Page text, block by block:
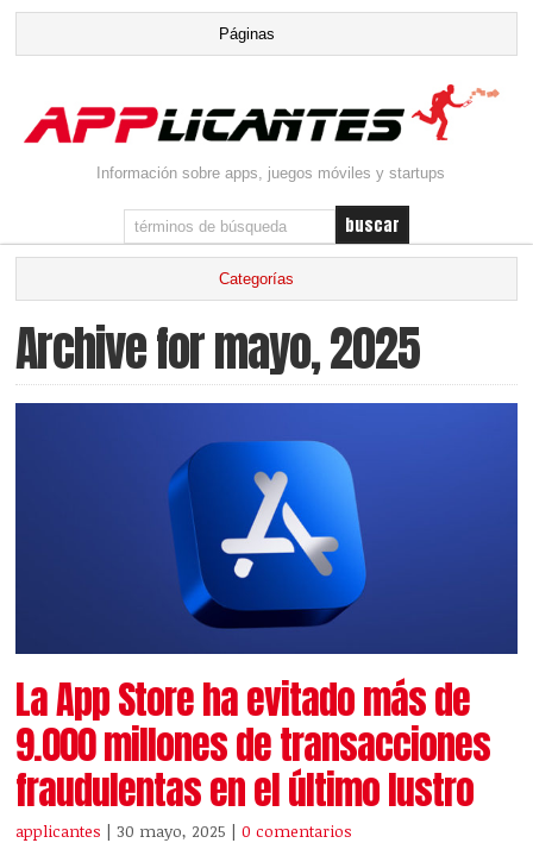
Información sobre apps, juegos móviles y startups
Archive for mayo, 2025
La App Store ha evitado más de
9.000 millones de transacciones
fraudulentas en el último lustro
applicantes | 30 mayo, 2025 |0 comentarios